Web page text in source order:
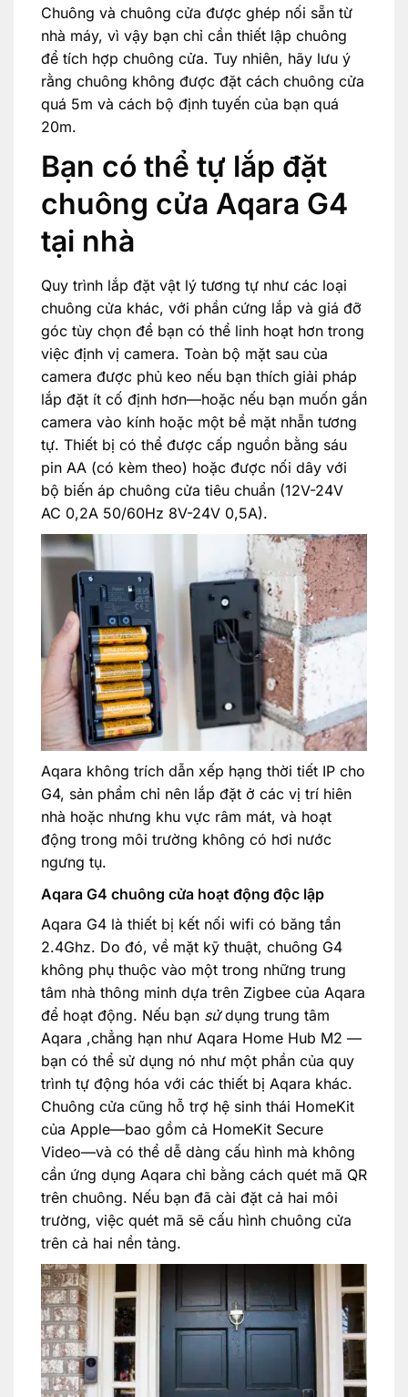
Chuông và chuông cửa được ghép nối sẵn từ
nhà máy, vì vậy bạn chỉ cần thiết lập chuông
để tích hợp chuông cửa. Tuy nhiên, hãy lưu ý
rằng chuông không được đặt cách chuông cửa
quá 5m và cách bộ định tuyến của bạn quá
20m.
Bạn có thể tự lắp đặt
chuông cửa Aqara G4
tại nhà
Quy trình lắp đặt vật lý tương tự như các loại
chuông cửa khác, với phần cứng lắp và giá đỡ
góc tùy chọn để bạn có thể linh hoạt hơn trong
việc định vị camera. Toàn bộ mặt sau của
camera được phủ keo nếu bạn thích giải pháp
lắp đặt ít cố định hơn—hoặc nếu bạn muốn gắn
camera vào kính hoặc một bề mặt nhẵn tương
tự. Thiết bị có thể được cấp nguồn bằng sáu
pin AA (có kèm theo) hoặc được nối dây với
bộ biến áp chuông cửa tiêu chuẩn (12V-24V
AC 0,2A 50/60Hz 8V-24V 0,5A).
Aqara không trích dẫn xếp hạng thời tiết IP cho
G4, sản phẩm chỉ nên lắp đặt ở các vị trí hiên
nhà hoặc nhưng khu vực râm mát, và hoạt
động trong môi trường không có hơi nước
ngưng tụ.
Aqara G4 chuông cửa hoạt động độc lập
Aqara G4 là thiết bị kết nối wifi có băng tần
2.4Ghz. Do đó, về mặt kỹ thuật, chuông G4
không phụ thuộc vào một trong những trung
tâm nhà thông minh dựa trên Zigbee của Aqara
để hoạt động. Nếu bạn sửdụng trung tâm
Aqara ,chẳng hạn như Aqara Home Hub M2 —
bạn có thể sử dụng nó như một phần của quy
trình tự động hóa với các thiết bị Aqara khác.
Chuông cửa cũng hỗ trợ hệ sinh thái HomeKit
của Apple—bao gồm cả HomeKit Secure
Video—và có thể dễ dàng cấu hình mà không
cần ứng dụng Aqara chỉ bằng cách quét mã QR
trên chuông. Nếu bạn đã cài đặt cả hai môi
trường, việc quét mã sẽ cấu hình chuông cửa
trên cả hai nền tảng.